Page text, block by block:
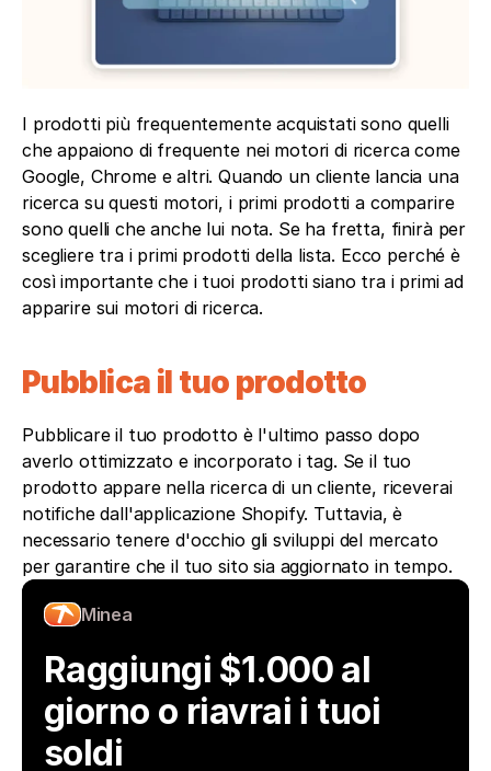
I prodotti più frequentemente acquistati sono quelli
che appaiono di frequente nei motori di ricerca come
Google, Chrome e altri. Quando un cliente lancia una
ricerca su questi motori, i primi prodotti a comparire
sono quelli che anche lui nota. Se ha fretta, finirà per
scegliere tra i primi prodotti della lista. Ecco perché è
così importante che i tuoi prodotti siano tra i primi ad
apparire sui motori di ricerca.
Pubblica il tuo prodotto
Pubblicare il tuo prodotto è l'ultimo passo dopo
averlo ottimizzato e incorporato i tag. Se il tuo
prodotto appare nella ricerca di un cliente, riceverai
notifiche dall'applicazione Shopify. Tuttavia, è
necessario tenere d'occhio gli sviluppi del mercato
per garantire che il tuo sito sia aggiornato in tempo.
Minea
Raggiungi $1.000 al
giorno o riavrai i tuoi
soldi